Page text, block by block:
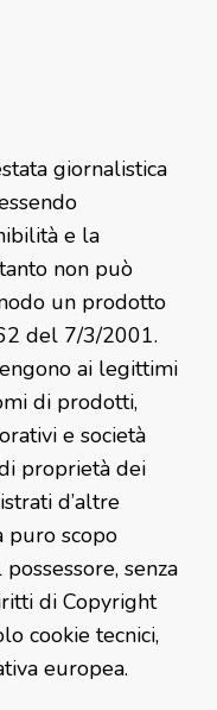
giornalistica
e la
non può
un prodotto
del 7/3/2001.
ai legittimi
di prodotti,
e società
proprietà dei
d’altre
puro scopo
senza
di Copyright
cookie tecnici,
europea.